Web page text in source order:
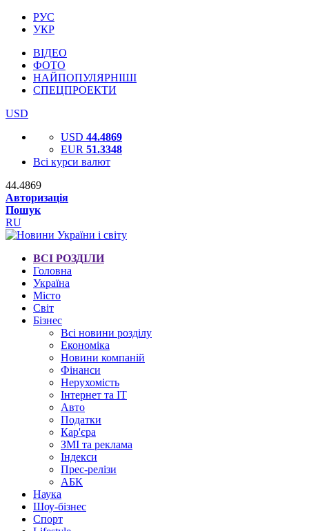
РУС
УКР
ВІДЕО
ФОТО
НАЙПОПУЛЯРНІШІ
СПЕЦПРОЕКТИ
USD
USD 44.4869
EUR 51.3348
Всі курси валют
44.4869
Авторизація
Пошук
RU
ВСІ РОЗДІЛИ
Головна
Україна
Місто
Світ
Бізнес
Всі новини розділу
Економіка
Новини компаній
Фінанси
Нерухомість
Інтернет та IT
Авто
Податки
Кар'єра
ЗМІ та реклама
Індекси
Прес-релізи
АБК
Наука
Шоу-бізнес
Спорт